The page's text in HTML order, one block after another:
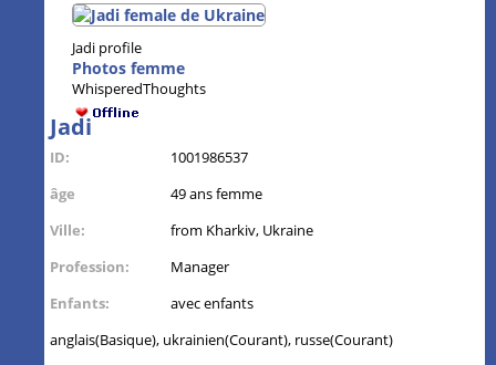
Jadi profile
Photos femme
WhisperedThoughts
Jadi
ID:
1001986537
âge
49 ans femme
Ville:
from Kharkiv, Ukraine
Profession:
Manager
Enfants:
avec enfants
anglais(Basique), ukrainien(Courant), russe(Courant)